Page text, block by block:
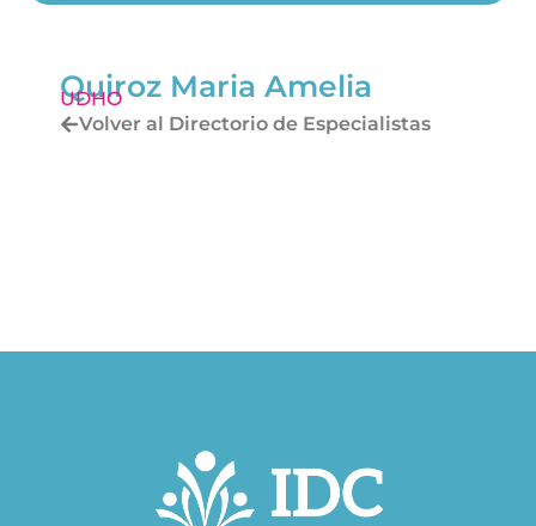
Quiroz Maria Amelia
UDHO
Volver al Directorio de Especialistas